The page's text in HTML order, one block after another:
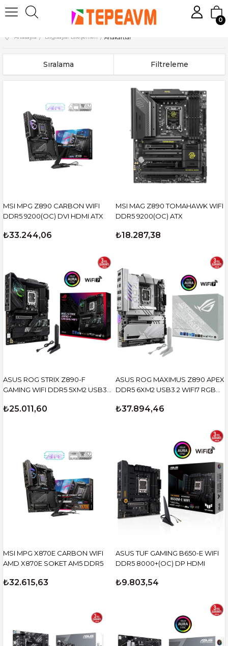
0
Anasayfa Bilgisayar Bileşenleri Anakartlar
Filtreleme
Sıralama
MSI MPG Z890 CARBON WIFI
DDR5 9200(OC) DVI HDMI ATX
₺33.244,06
MSI MAG Z890 TOMAHAWK WIFI
DDR5 9200(OC) ATX
₺18.287,38
ASUS ROG STRIX Z890-F
GAMING WIFI DDR5 5XM2 USB3.2
₺25.011,60
ASUS ROG MAXIMUS Z890 APEX
DDR5 6XM2 USB3.2 WIFI7 RGB
₺37.894,46
MSI MPG X870E CARBON WIFI
AMD X870E SOKET AM5 DDR5
₺32.615,63
ASUS TUF GAMING B650-E WIFI
DDR5 8000+(OC) DP HDMI
₺9.803,54